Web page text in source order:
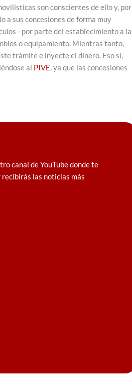
son conscientes de ello y, por
a sus concesiones de forma muy
–por parte del establecimiento a la
o equipamiento. Mientras tanto,
trámite e inyecte el dinero. Eso sí,
al PIVE, ya que las concesiones
canal de YouTube donde te
las noticias más